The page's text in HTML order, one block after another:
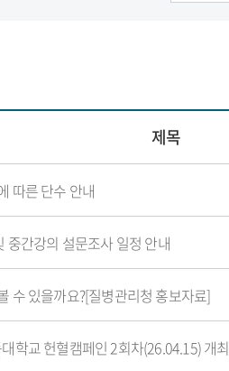
제목
따른 단수 안내
중간강의 설문조사 일정 안내
수 있을까요?[질병관리청 홍보자료]
학교 헌혈캠페인 2회차(26.04.15) 개최